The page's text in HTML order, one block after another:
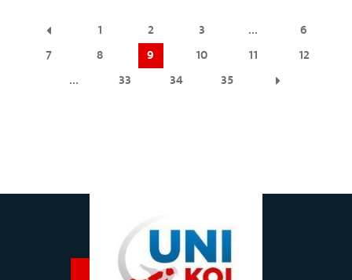
1 2 3 …
6
7
8 9 10 11
12
…
33 34 35